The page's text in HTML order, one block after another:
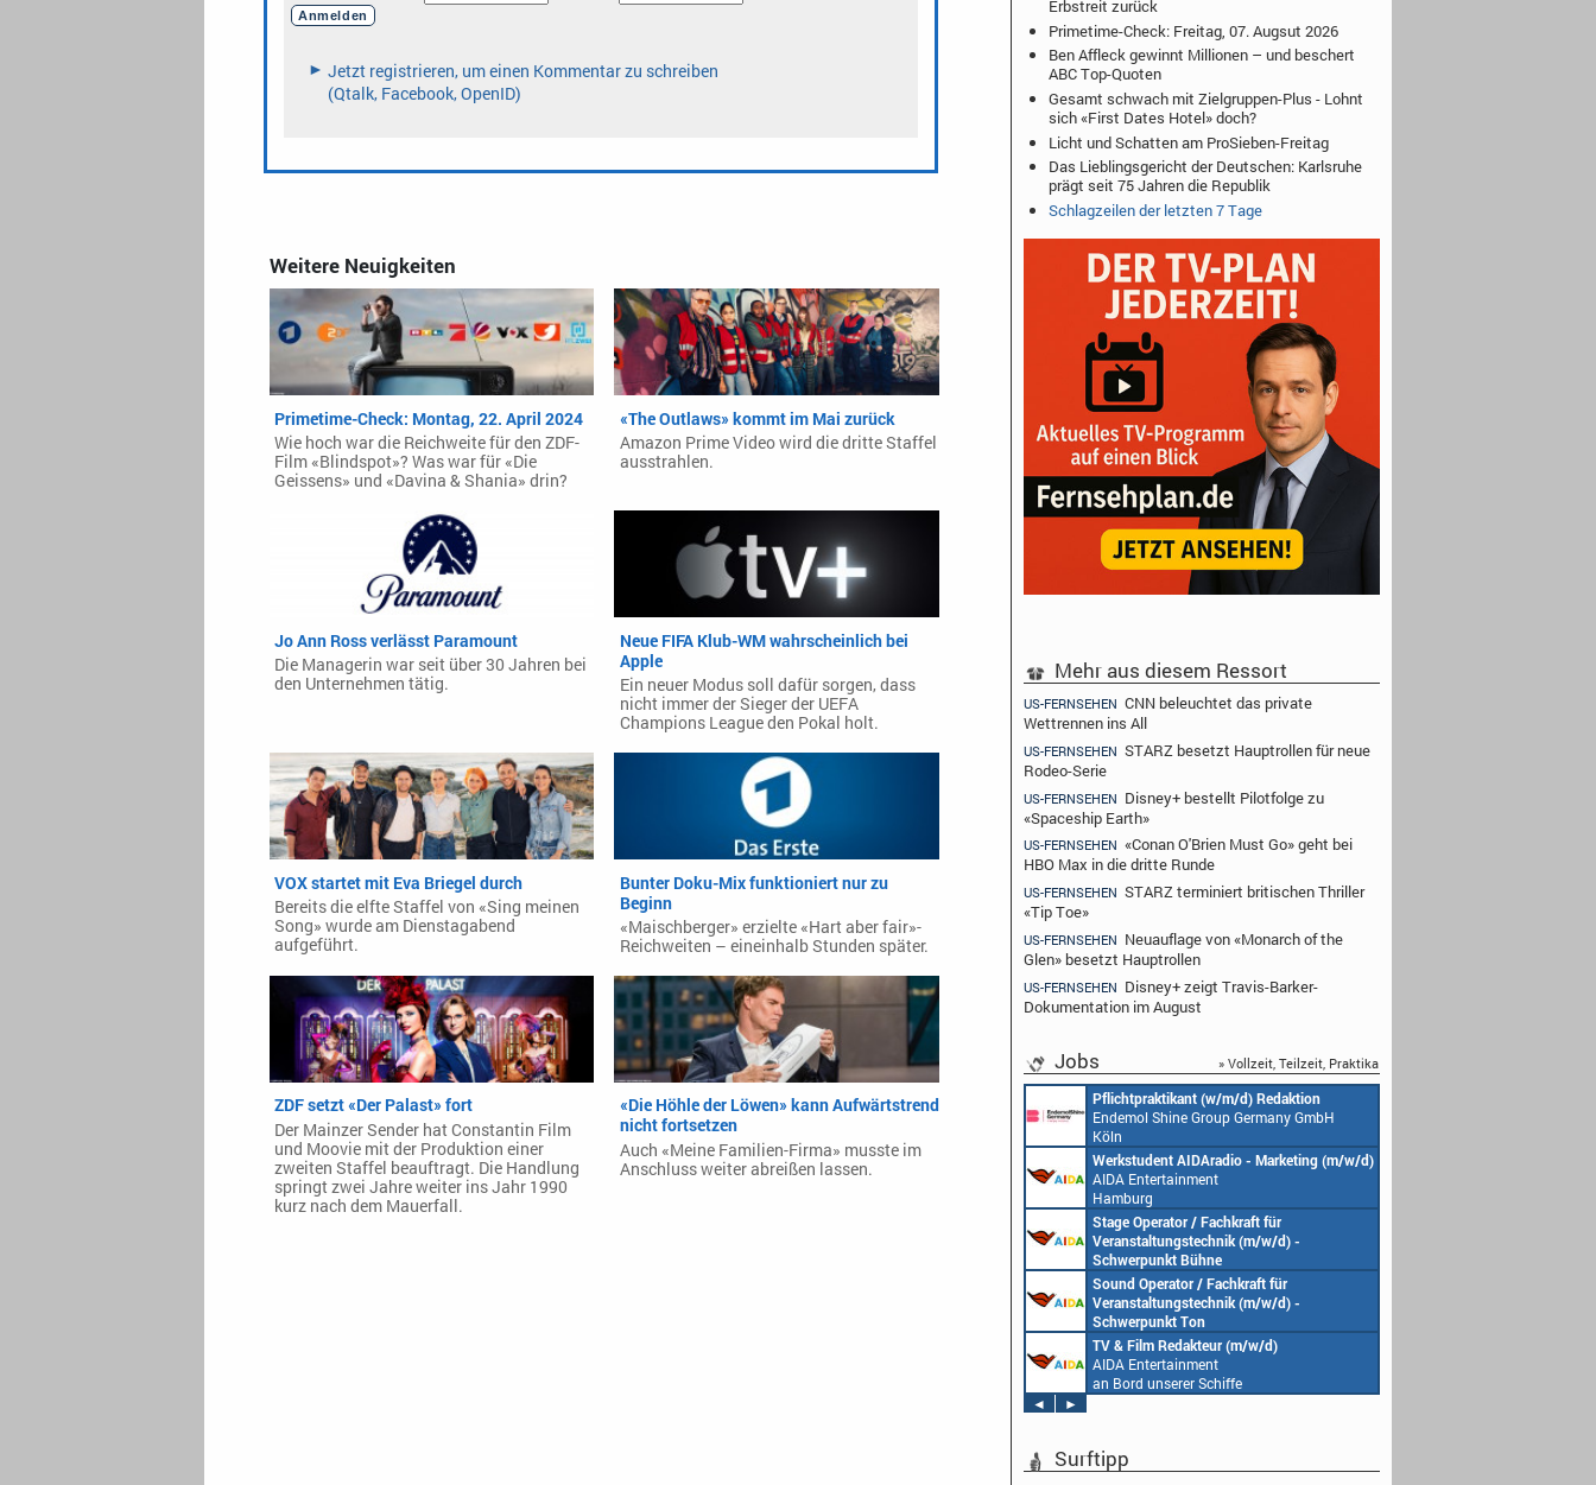
Weitere Neuigkeiten
Primetime-Check: Montag, 22. April 2024
Wie hoch war die Reichweite für den ZDF-
Film «Blindspot»? Was war für «Die
Geissens» und «Davina & Shania» drin?
«The Outlaws» kommt im Mai zurück
Amazon Prime Video wird die dritte Staffel
ausstrahlen.
Jo Ann Ross verlässt Paramount
Die Managerin war seit über 30 Jahren bei
den Unternehmen tätig.
Neue FIFA Klub-WM wahrscheinlich bei
Apple
Ein neuer Modus soll dafür sorgen, dass
nicht immer der Sieger der UEFA
Champions League den Pokal holt.
VOX startet mit Eva Briegel durch
Bereits die elfte Staffel von «Sing meinen
Song» wurde am Dienstagabend
aufgeführt.
Bunter Doku-Mix funktioniert nur zu
Beginn
«Maischberger» erzielte «Hart aber fair»-
Reichweiten – eineinhalb Stunden später.
ZDF setzt «Der Palast» fort
Der Mainzer Sender hat Constantin Film
und Moovie mit der Produktion einer
zweiten Staffel beauftragt. Die Handlung
springt zwei Jahre weiter ins Jahr 1990
kurz nach dem Mauerfall.
«Die Höhle der Löwen» kann Aufwärtstrend
nicht fortsetzen
Auch «Meine Familien-Firma» musste im
Anschluss weiter abreißen lassen.
Erbstreit zurück
Primetime-Check: Freitag, 07. Augsut 2026
Ben Affleck gewinnt Millionen – und beschert
ABC Top-Quoten
Gesamt schwach mit Zielgruppen-Plus - Lohnt
sich «First Dates Hotel» doch?
Licht und Schatten am ProSieben-Freitag
Das Lieblingsgericht der Deutschen: Karlsruhe
prägt seit 75 Jahren die Republik
Schlagzeilen der letzten 7 Tage
Mehr aus diesem Ressort
US-FERNSEHEN CNN beleuchtet das private
Wettrennen ins All
US-FERNSEHEN STARZ besetzt Hauptrollen für neue
Rodeo-Serie
US-FERNSEHEN Disney+ bestellt Pilotfolge zu
«Spaceship Earth»
US-FERNSEHEN «Conan O'Brien Must Go» geht bei
HBO Max in die dritte Runde
US-FERNSEHEN STARZ terminiert britischen Thriller
«Tip Toe»
US-FERNSEHEN Neuauflage von «Monarch of the
Glen» besetzt Hauptrollen
US-FERNSEHEN Disney+ zeigt Travis-Barker-
Dokumentation im August
Jobs » Vollzeit, Teilzeit, Praktika
Pflichtpraktikant (w/m/d) Redaktion
Endemol Shine Group Germany GmbH
Köln
Werkstudent AIDAradio - Marketing (m/w/d)
AIDA Entertainment
Hamburg
Stage Operator / Fachkraft für
Veranstaltungstechnik (m/w/d) -
Schwerpunkt Bühne
AIDA Entertainment
an Bord unserer Schiffe
Sound Operator / Fachkraft für
Veranstaltungstechnik (m/w/d) -
Schwerpunkt Ton
AIDA Entertainment
an Bord unserer Schiffe
TV & Film Redakteur (m/w/d)
AIDA Entertainment
an Bord unserer Schiffe
◄
►
Surftipp